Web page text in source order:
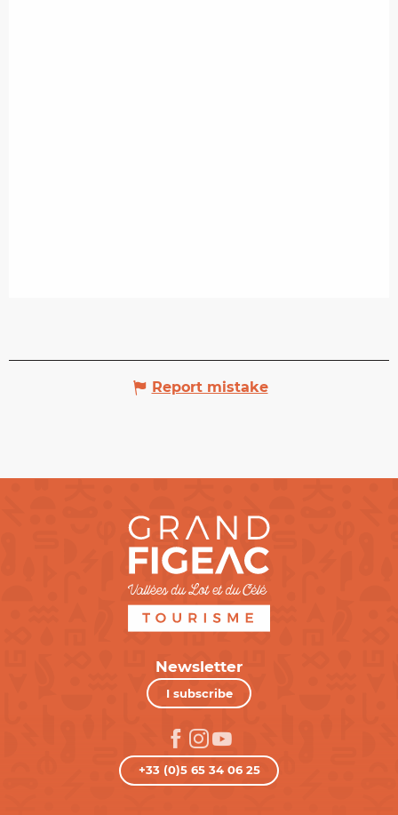
Report mistake
Newsletter
I subscribe
+33 (0)5 65 34 06 25